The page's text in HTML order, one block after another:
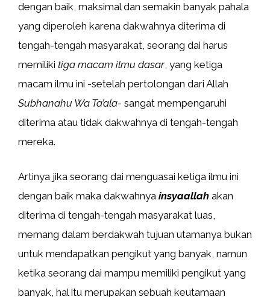
dengan baik, maksimal dan semakin banyak pahala
yang diperoleh karena dakwahnya diterima di
tengah-tengah masyarakat, seorang dai harus
memiliki tiga macam ilmu dasar, yang ketiga
macam ilmu ini -setelah pertolongan dari Allah
Subhanahu Wa Ta’ala- sangat mempengaruhi
diterima atau tidak dakwahnya di tengah-tengah
mereka.
Artinya jika seorang dai menguasai ketiga ilmu ini
dengan baik maka dakwahnya insyaallah akan
diterima di tengah-tengah masyarakat luas,
memang dalam berdakwah tujuan utamanya bukan
untuk mendapatkan pengikut yang banyak, namun
ketika seorang dai mampu memiliki pengikut yang
banyak, hal itu merupakan sebuah keutamaan